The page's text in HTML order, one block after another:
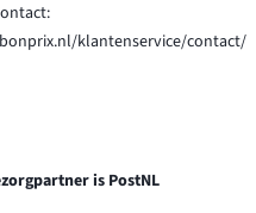
klantenservice/contact/
is PostNL